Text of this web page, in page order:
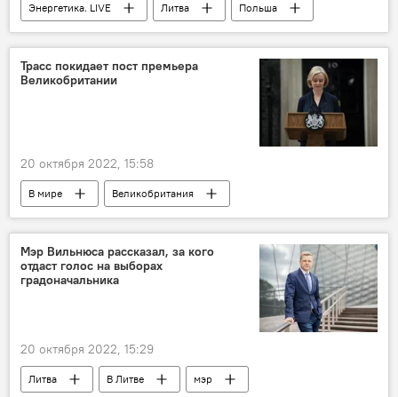
Энергетика. LIVE Литва
Польша
газопровод
газ
испытания
энергетика
Трасс покидает пост премьера
Великобритании
20 октября 2022, 15:58
В мире
Великобритания
премьер-министр
Политика
Мэр Вильнюса рассказал, за кого
отдаст голос на выборах
градоначальника
20 октября 2022, 15:29
Литва В Литве мэр